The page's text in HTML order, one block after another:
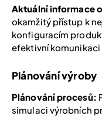
Aktuální informace
okamžitý přístup k
konfiguracím
efektivní
Plánování výroby
Plánování procesů:
simulaci výrobních